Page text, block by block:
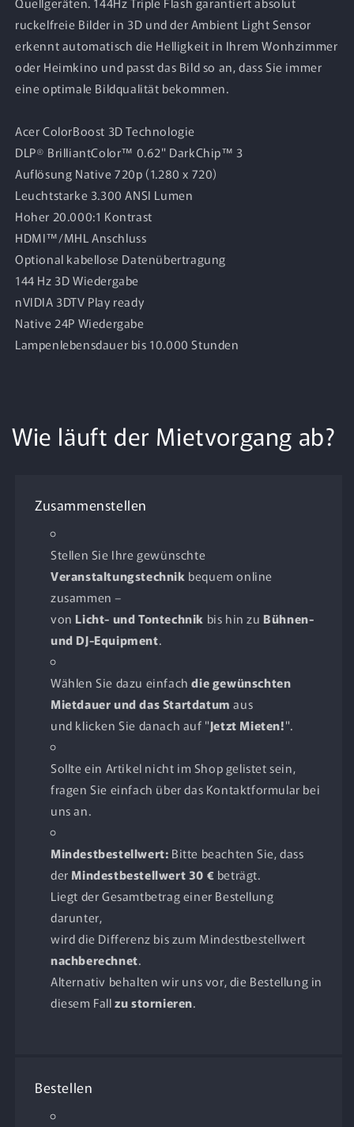
ruckelfreie Bilder in 3D und der Ambient Light Sensor
erkennt automatisch die Helligkeit in Ihrem Wonhzimmer
oder Heimkino und passt das Bild so an, dass Sie immer
eine optimale Bildqualität bekommen.
Acer ColorBoost 3D Technologie
DLP® BrilliantColor™ 0.62" DarkChip™ 3
Auflösung Native 720p (1.280 x 720)
Leuchtstarke 3.300 ANSI Lumen
Hoher 20.000:1 Kontrast
HDMI™/MHL Anschluss
Optional kabellose Datenübertragung
144 Hz 3D Wiedergabe
nVIDIA 3DTV Play ready
Native 24P Wiedergabe
Lampenlebensdauer bis 10.000 Stunden
Wie läuft der Mietvorgang ab?
Zusammenstellen
Stellen Sie Ihre gewünschte
Veranstaltungstechnik bequem online
zusammen –
von Licht- und Tontechnik bis hin zu Bühnen-
und DJ-Equipment.
Wählen Sie dazu einfachdie gewünschten
Mietdauer und das Startdatum aus
und klicken Sie danach auf "Jetzt Mieten!".
Sollte ein Artikel nicht im Shop gelistet sein,
fragen Sie einfach über das Kontaktformular bei
uns an.
Mindestbestellwert: Bitte beachten Sie, dass
der Mindestbestellwert 30 € beträgt.
Liegt der Gesamtbetrag einer Bestellung
darunter,
wird die Differenz bis zum Mindestbestellwert
nachberechnet.
Alternativ behalten wir uns vor, die Bestellung in
diesem Fallzu stornieren.
Bestellen